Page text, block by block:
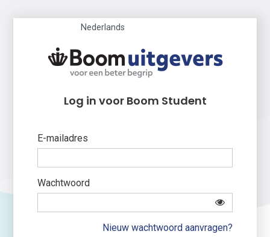
Nederlands
Log in voor Boom Student
E-mailadres
Wachtwoord
Nieuw wachtwoord aanvragen?